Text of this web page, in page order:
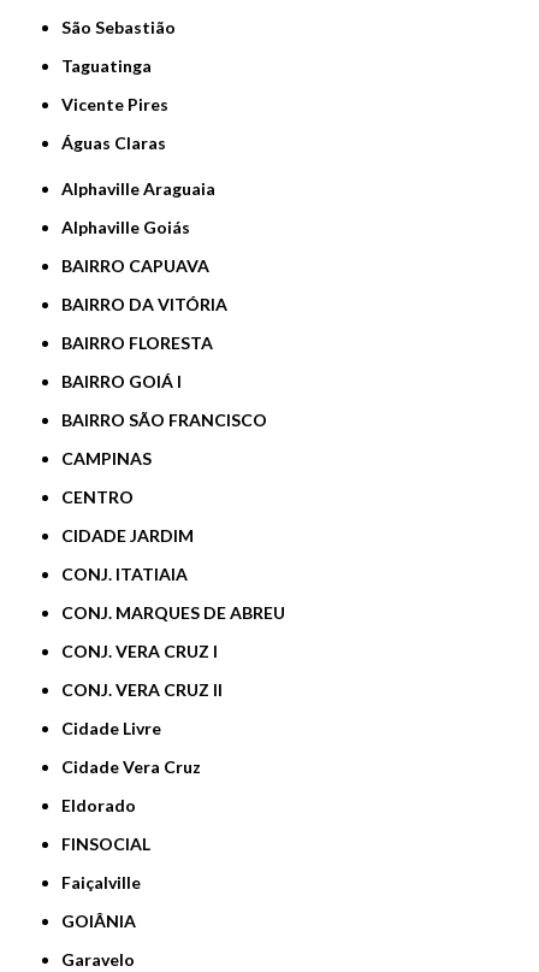
São Sebastião
Taguatinga
Vicente Pires
Águas Claras
Alphaville Araguaia
Alphaville Goiás
BAIRRO CAPUAVA
BAIRRO DA VITÓRIA
BAIRRO FLORESTA
BAIRRO GOIÁ I
BAIRRO SÃO FRANCISCO
CAMPINAS
CENTRO
CIDADE JARDIM
CONJ. ITATIAIA
CONJ. MARQUES DE ABREU
CONJ. VERA CRUZ I
CONJ. VERA CRUZ II
Cidade Livre
Cidade Vera Cruz
Eldorado
FINSOCIAL
Faiçalville
GOIÂNIA
Garavelo